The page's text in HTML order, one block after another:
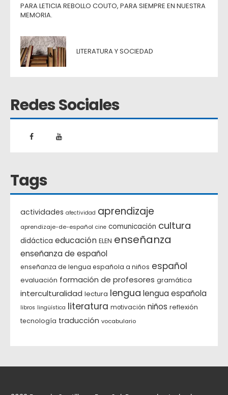
PARA LETICIA REBOLLO COUTO, PARA SIEMPRE EN NUESTRA
MEMORIA.
LITERATURA Y SOCIEDAD
Redes Sociales
Tags
actividades afectividad aprendizaje
aprendizaje-de-español cine comunicación cultura
didáctica educación ELEN enseñanza
enseñanza de español
enseñanza de lengua española a niños español
evaluación formación de profesores gramática
interculturalidad lectura lengua lengua española
libros lingüística literatura motivación niños reflexión
tecnología traducción vocabulario